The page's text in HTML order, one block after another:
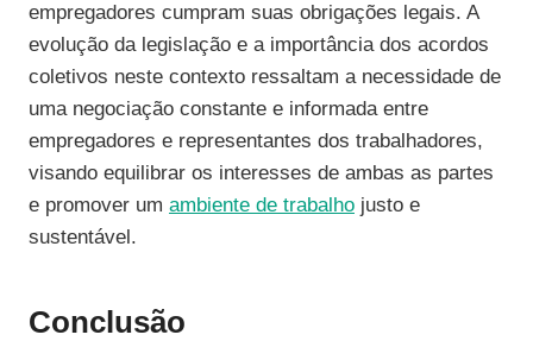
empregadores cumpram suas obrigações legais. A
evolução da legislação e a importância dos acordos
coletivos neste contexto ressaltam a necessidade de
uma negociação constante e informada entre
empregadores e representantes dos trabalhadores,
visando equilibrar os interesses de ambas as partes
e promover um ambiente de trabalho justo e
sustentável.
Conclusão